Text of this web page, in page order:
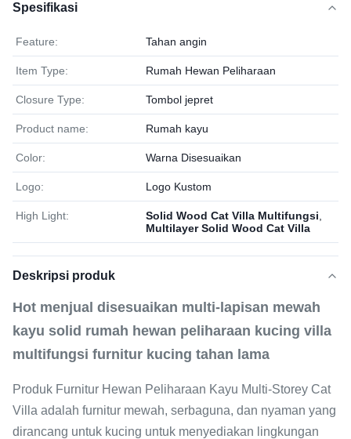
Spesifikasi
Feature: Tahan angin
Item Type: Rumah Hewan Peliharaan
Closure Type: Tombol jepret
Product name: Rumah kayu
Color: Warna Disesuaikan
Logo: Logo Kustom
High Light: Solid Wood Cat Villa Multifungsi
Multilayer Solid Wood Cat Villa
Deskripsi produk
Hot menjual disesuaikan multi-lapisan mewah
kayu solid rumah hewan peliharaan kucing villa
multifungsi furnitur kucing tahan lama
Produk Furnitur Hewan Peliharaan Kayu Multi-Storey Cat
Villa adalah furnitur mewah, serbaguna, dan nyaman yang
dirancang untuk kucing untuk menyediakan lingkungan